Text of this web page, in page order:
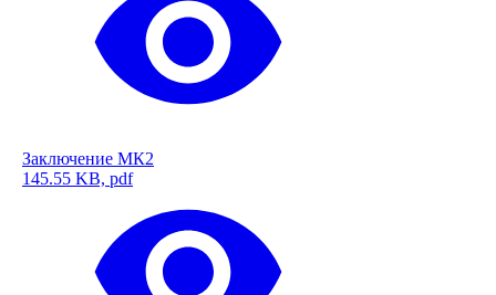
Заключение МК2
145.55 KB, pdf